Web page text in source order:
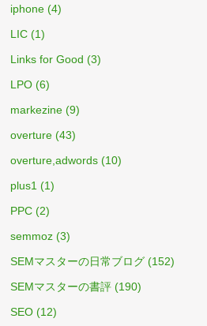
iphone (4)
LIC (1)
Links for Good (3)
LPO (6)
markezine (9)
overture (43)
overture,adwords (10)
plus1 (1)
PPC (2)
semmoz (3)
SEMマスターの日常ブログ (152)
SEMマスターの書評 (190)
SEO (12)